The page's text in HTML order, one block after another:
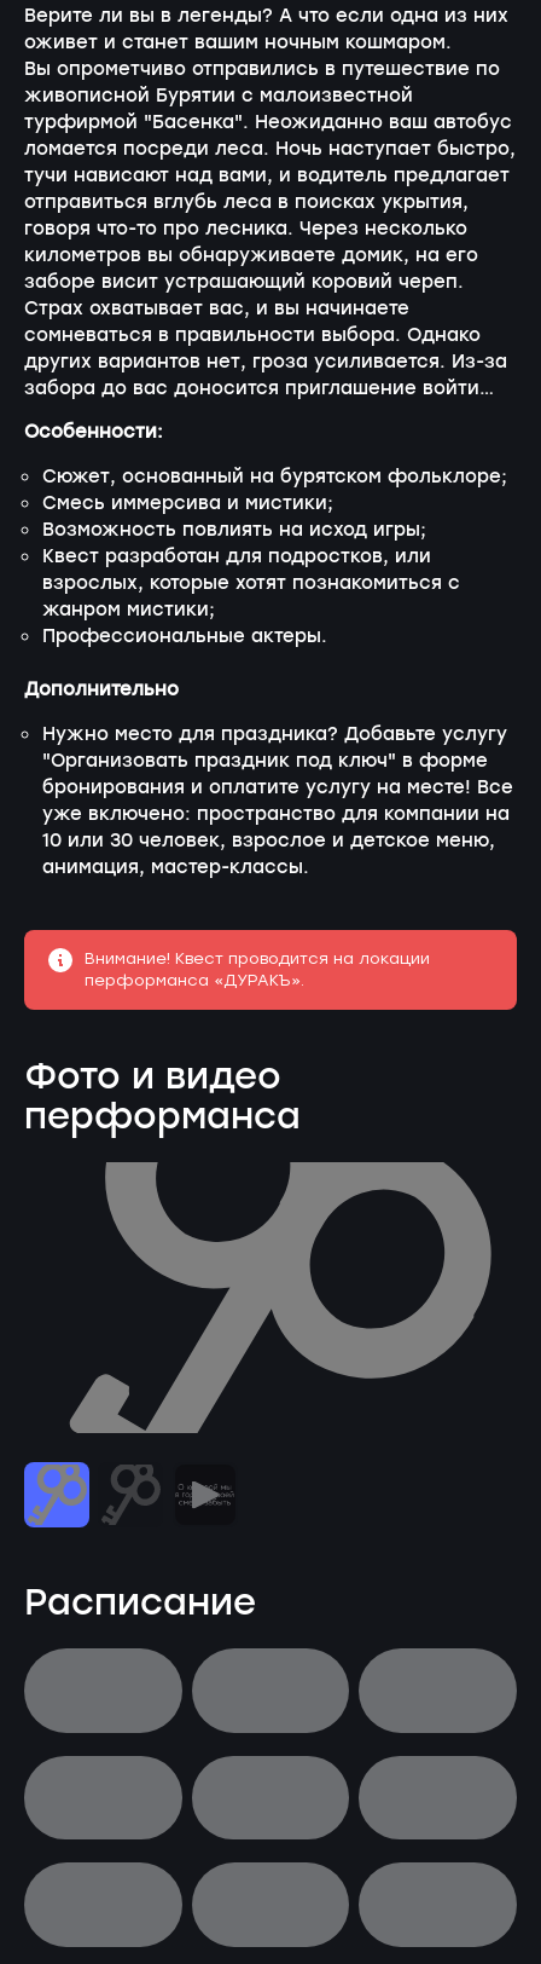
Верите ли вы в легенды? А что если одна из них
оживет и станет вашим ночным кошмаром.
Вы опрометчиво отправились в путешествие по
живописной Бурятии с малоизвестной
турфирмой "Басенка". Неожиданно ваш автобус
ломается посреди леса. Ночь наступает быстро,
тучи нависают над вами, и водитель предлагает
отправиться вглубь леса в поисках укрытия,
говоря что-то про лесника. Через несколько
километров вы обнаруживаете домик, на его
заборе висит устрашающий коровий череп.
Страх охватывает вас, и вы начинаете
сомневаться в правильности выбора. Однако
других вариантов нет, гроза усиливается. Из-за
забора до вас доносится приглашение войти…
Особенности:
Сюжет, основанный на бурятском фольклоре;
Смесь иммерсива и мистики;
Возможность повлиять на исход игры;
Квест разработан для подростков, или
взрослых, которые хотят познакомиться с
жанром мистики;
Профессиональные актеры.
Дополнительно
Нужно место для праздника? Добавьте услугу
"Организовать праздник под ключ" в форме
бронирования и оплатите услугу на месте! Все
уже включено: пространство для компании на
10 или 30 человек, взрослое и детское меню,
анимация, мастер-классы.
Внимание! Квест проводится на локации
перформанса «ДУРАКЪ».
Фото и видео
перформанса
Расписание